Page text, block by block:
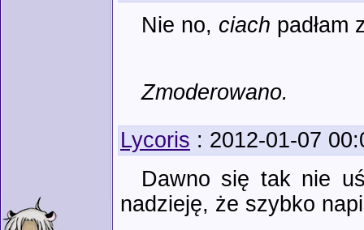
Nie no, ciach padłam
Zmoderowano.
Lycoris : 2012-01-07
Dawno się tak nie
nadzieję, że szybko